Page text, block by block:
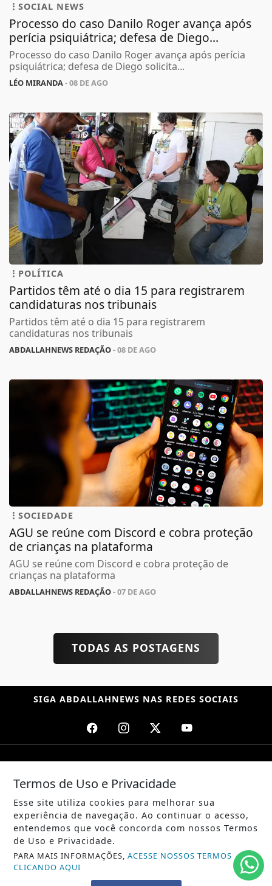
SOCIAL NEWS
Processo do caso Danilo Roger avança após
perícia psiquiátrica; defesa de Diego...
Processo do caso Danilo Roger avança após perícia
psiquiátrica; defesa de Diego solicita...
LÉO MIRANDA- 08 DE AGO
POLÍTICA
Partidos têm até o dia 15 para registrarem
candidaturas nos tribunais
Partidos têm até o dia 15 para registrarem
candidaturas nos tribunais
ABDALLAHNEWS REDAÇÃO- 08 DE AGO
SOCIEDADE
AGU se reúne com Discord e cobra proteção
de crianças na plataforma
AGU se reúne com Discord e cobra proteção de
crianças na plataforma
ABDALLAHNEWS REDAÇÃO- 07 DE AGO
TODAS AS POSTAGENS
SIGA ABDALLAHNEWS NAS REDES SOCIAIS
POLÍTICA
MUNDO
ENTRETENIMENTO
TECNOLOGIA
Termos de Uso e Privacidade
Esse site utiliza cookies para melhorar sua
experiência de navegação. Ao continuar o acesso,
entendemos que você concorda com nossos Termos
de Uso e Privacidade.
PARA MAIS INFORMAÇÕES,ACESSE NOSSOS TERMOS
CLICANDO AQUI